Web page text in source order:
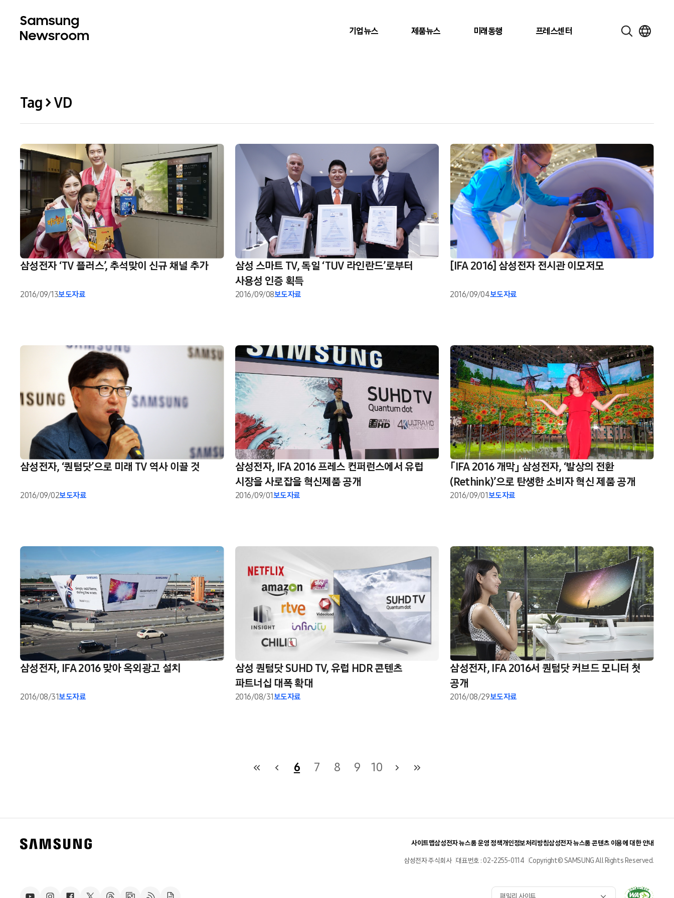
기업뉴스 제품뉴스 미래동행 프레스센터
Tag > VD
삼성전자 ‘TV 플러스’, 추석맞이 신규 채널 추가
2016/09/13보도자료
삼성 스마트 TV, 독일 ‘TUV 라인란드’로부터
사용성 인증 획득
2016/09/08보도자료
[IFA 2016] 삼성전자 전시관 이모저모
2016/09/04보도자료
삼성전자, ‘퀀텀닷’으로 미래 TV 역사 이끌 것
2016/09/02보도자료
삼성전자, IFA 2016 프레스 컨퍼런스에서 유럽
시장을 사로잡을 혁신제품 공개
2016/09/01보도자료
「IFA 2016 개막」 삼성전자, ‘발상의 전환
(Rethink)’으로 탄생한 소비자 혁신 제품 공개
2016/09/01보도자료
삼성전자, IFA 2016 맞아 옥외광고 설치
2016/08/31보도자료
삼성 퀀텀닷 SUHD TV, 유럽 HDR 콘텐츠
파트너십 대폭 확대
2016/08/31보도자료
삼성전자, IFA 2016서 퀀텀닷 커브드 모니터 첫
공개
2016/08/29보도자료
6 7 8 9 10
사이트맵삼성전자 뉴스룸 운영 정책개인정보처리방침삼성전자 뉴스룸 콘텐츠 이용에 대한 안내
삼성전자 주식회사 대표번호 : 02-2255-0114 Copyright© SAMSUNG All Rights Reserved.